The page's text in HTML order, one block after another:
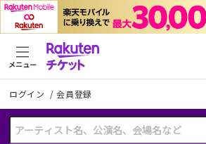
ログイン /会員登録
メニュー